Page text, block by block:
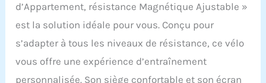
d’Appartement, résistance Magnétique Ajustable »
est la solution idéale pour vous. Conçu pour
s’adapter à tous les niveaux de résistance, ce vélo
vous offre une expérience d’entraînement
personnalisée. Son siège confortable et son écran